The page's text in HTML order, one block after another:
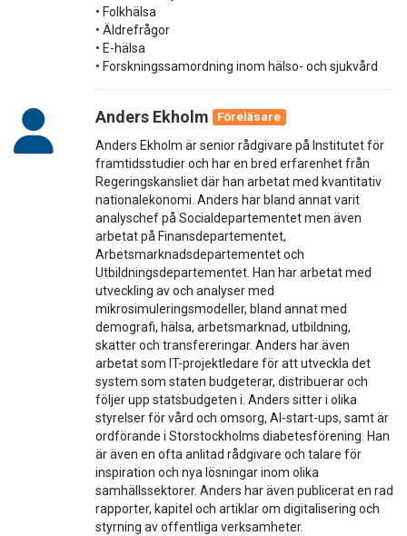
• Folkhälsa
• Äldrefrågor
• E-hälsa
• Forskningssamordning inom hälso- och sjukvård
Anders Ekholm
Föreläsare
Anders Ekholm är senior rådgivare på Institutet för
framtidsstudier och har en bred erfarenhet från
Regeringskansliet där han arbetat med kvantitativ
nationalekonomi. Anders har bland annat varit
analyschef på Socialdepartementet men även
arbetat på Finansdepartementet,
Arbetsmarknadsdepartementet och
Utbildningsdepartementet. Han har arbetat med
utveckling av och analyser med
mikrosimuleringsmodeller, bland annat med
demografi, hälsa, arbetsmarknad, utbildning,
skatter och transfereringar. Anders har även
arbetat som IT-projektledare för att utveckla det
system som staten budgeterar, distribuerar och
följer upp statsbudgeten i. Anders sitter i olika
styrelser för vård och omsorg, AI-start-ups, samt är
ordförande i Storstockholms diabetesförening. Han
är även en ofta anlitad rådgivare och talare för
inspiration och nya lösningar inom olika
samhällssektorer. Anders har även publicerat en rad
rapporter, kapitel och artiklar om digitalisering och
styrning av offentliga verksamheter.